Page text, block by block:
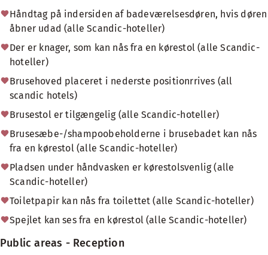
Håndtag på indersiden af badeværelsesdøren, hvis døren
åbner udad (alle Scandic-hoteller)
Der er knager, som kan nås fra en kørestol (alle Scandic-
hoteller)
Brusehoved placeret i nederste positionrrives (all
scandic hotels)
Brusestol er tilgængelig (alle Scandic-hoteller)
Brusesæbe-/shampoobeholderne i brusebadet kan nås
fra en kørestol (alle Scandic-hoteller)
Pladsen under håndvasken er kørestolsvenlig (alle
Scandic-hoteller)
Toiletpapir kan nås fra toilettet (alle Scandic-hoteller)
Spejlet kan ses fra en kørestol (alle Scandic-hoteller)
Public areas - Reception